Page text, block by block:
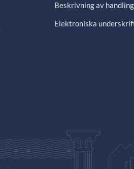
Beskrivning av
Elektroniska